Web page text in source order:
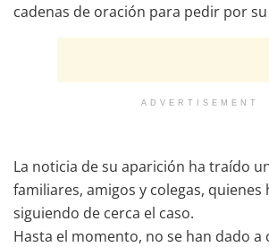
cadenas de oración para pedir por
ADVERTISEMENT
La noticia de su aparición ha traído
familiares, amigos y colegas, quienes
siguiendo de cerca el caso.
Hasta el momento, no se han dado a